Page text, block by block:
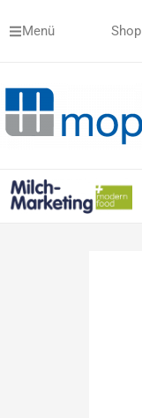
InhaltMenü Shop